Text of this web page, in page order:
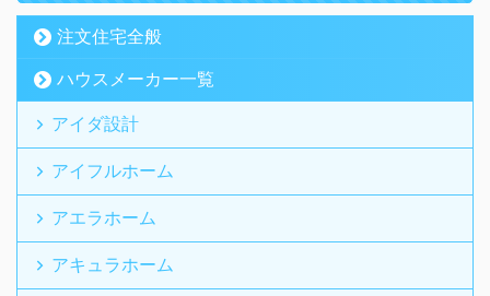
注文住宅全般
ハウスメーカー一覧
アイダ設計
アイフルホーム
アエラホーム
アキュラホーム